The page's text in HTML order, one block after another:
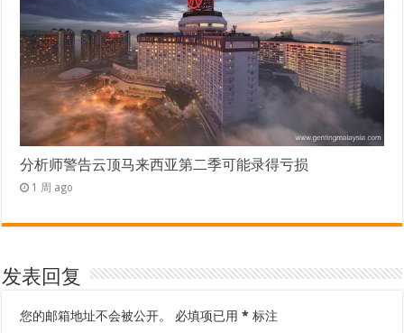
分析师警告云顶马来西亚第二季可能录得亏损
1 周 ago
发表回复
您的邮箱地址不会被公开。 必填项已用* 标注